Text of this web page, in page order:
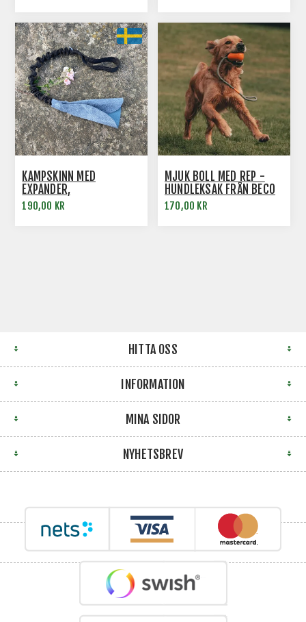
KAMPSKINN MED
EXPANDER,
SVENSKTILLVERKAD
190,00 KR
MJUK BOLL MED REP -
HUNDLEKSAK FRÅN BECO
170,00 KR
HITTA OSS
INFORMATION
MINA SIDOR
NYHETSBREV